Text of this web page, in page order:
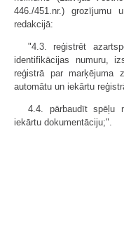
446./451.nr.) grozījumu
redakcijā:
"4.3. reģistrēt
identifikācijas numuru,
reģistrā par marķējuma
automātu un iekārtu
4.4. pārbaudīt spēļu
iekārtu dokumentāciju;".